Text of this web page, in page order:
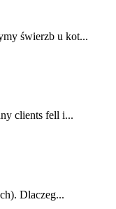
świerzb u kot...
clients fell i...
Dlaczeg...